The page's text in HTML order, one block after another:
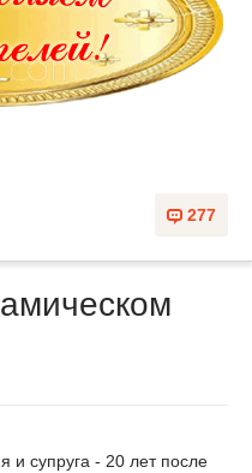
277
и супруга - 20 лет после